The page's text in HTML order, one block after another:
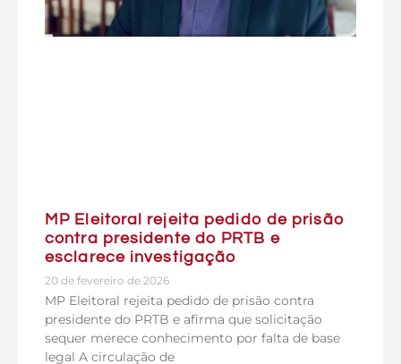
MP Eleitoral rejeita pedido de prisão
contra presidente do PRTB e
esclarece investigação
20 de fevereiro de 2026
MP Eleitoral rejeita pedido de prisão contra
presidente do PRTB e afirma que solicitação
sequer merece conhecimento por falta de base
legal A circulação de